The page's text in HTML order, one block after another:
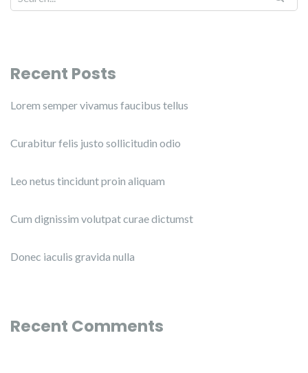
Recent Posts
Lorem semper vivamus faucibus tellus
Curabitur felis justo sollicitudin odio
Leo netus tincidunt proin aliquam
Cum dignissim volutpat curae dictumst
Donec iaculis gravida nulla
Recent Comments